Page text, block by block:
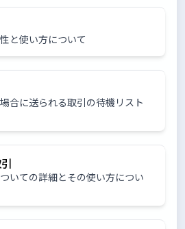
と使い方について
合に送られる取引の待機リスト
いての詳細とその使い方につい